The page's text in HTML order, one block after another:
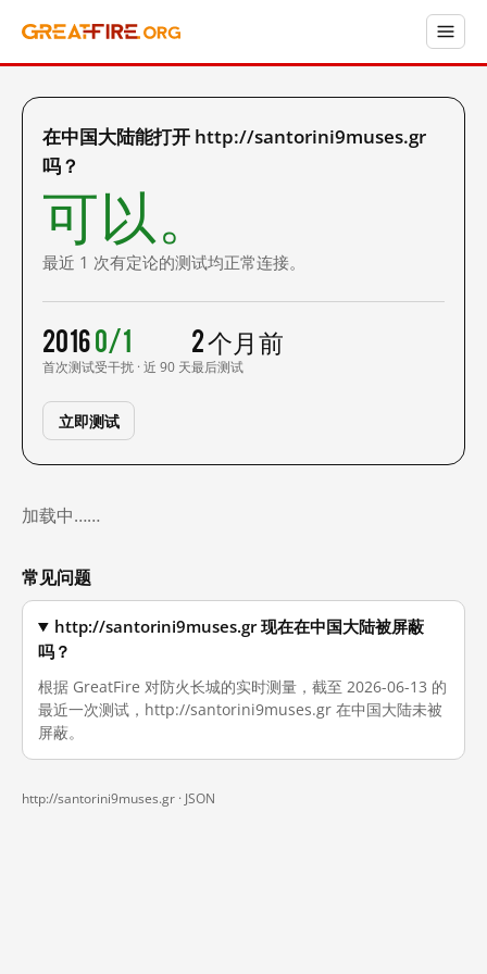
在中国大陆能打开 http://santorini9muses.gr
吗？
可以。
最近 1 次有定论的测试均正常连接。
2016
首次测试
0/1
受干扰 · 近 90 天
2 个月前
最后测试
立即测试
加载中……
常见问题
http://santorini9muses.gr 现在在中国大陆被屏蔽
吗？
根据 GreatFire 对防火长城的实时测量，截至 2026-06-13 的
最近一次测试，http://santorini9muses.gr 在中国大陆未被
屏蔽。
http://santorini9muses.gr · JSON